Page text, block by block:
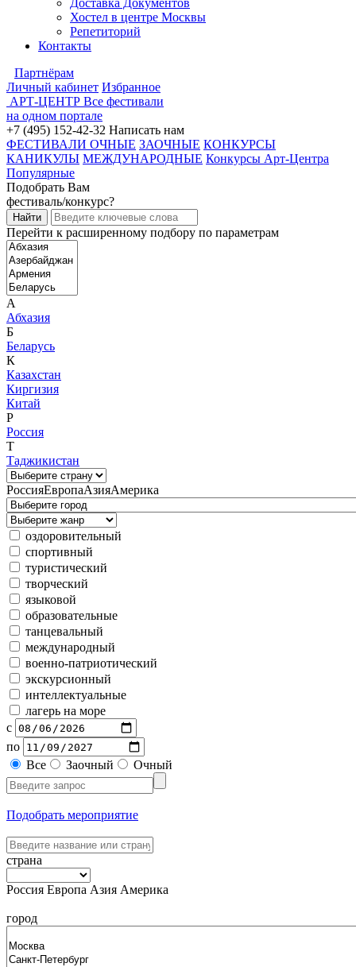
Доставка Документов
Хостел в центре Москвы
Репетиторий
Контакты
Партнёрам
Личный кабинет Избранное
АРТ-ЦЕНТР Все фестивали
на одном портале
+7 (495) 152-42-32 Написать нам
ФЕСТИВАЛИ ОЧНЫЕ ЗАОЧНЫЕ КОНКУРСЫ
КАНИКУЛЫ МЕЖДУНАРОДНЫЕ Конкурсы Арт-Центра
Популярные
Подобрать Вам
фестиваль/конкурс?
Перейти к расширенному подбору по параметрам
А
Абхазия
Б
Беларусь
К
Казахстан
Киргизия
Китай
Р
Россия
Т
Таджикистан
РоссияЕвропаАзияАмерика
оздоровительный
спортивный
туристический
творческий
языковой
образовательные
танцевальный
международный
военно-патриотический
экскурсионный
интеллектуальные
лагерь на море
с
по
Все
Заочный Очный
Подобрать мероприятие
страна
Россия Европа Азия Америка
город